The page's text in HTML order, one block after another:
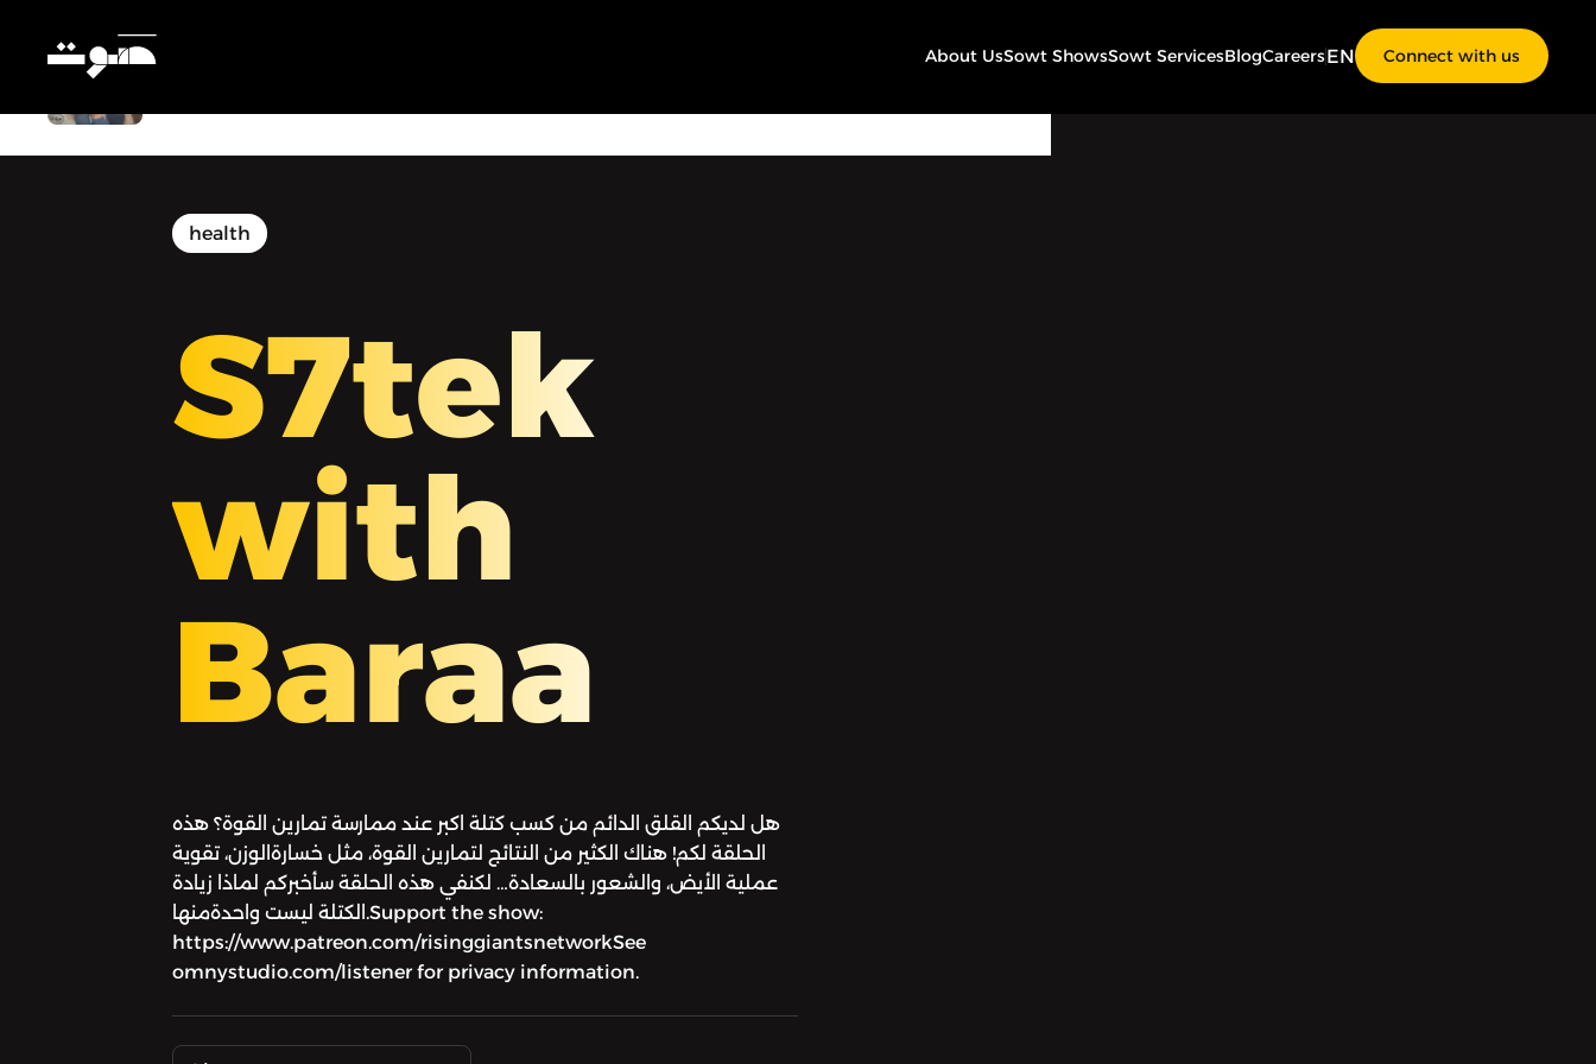
About UsSowt ShowsSowt ServicesBlogCareersEN Connect with us
صحتك أهم مع براء - كيفية الابتعاد عن
health
S7tek
with
Baraa
هل لديكم القلق الدائم من كسب كتلة اكبر عند ممارسة تمارين القوة؟ هذه
الحلقة لكم! هناك الكثير من النتائج لتمارين القوة، مثل خسارةالوزن، تقوية
عملية الأيض، والشعور بالسعادة… لكنفي هذه الحلقة سأخبركم لماذا زيادة
الكتلة ليست واحدةمنها.Support the show:
https://www.patreon.com/risinggiantsnetworkSee
omnystudio.com/listener for privacy information.